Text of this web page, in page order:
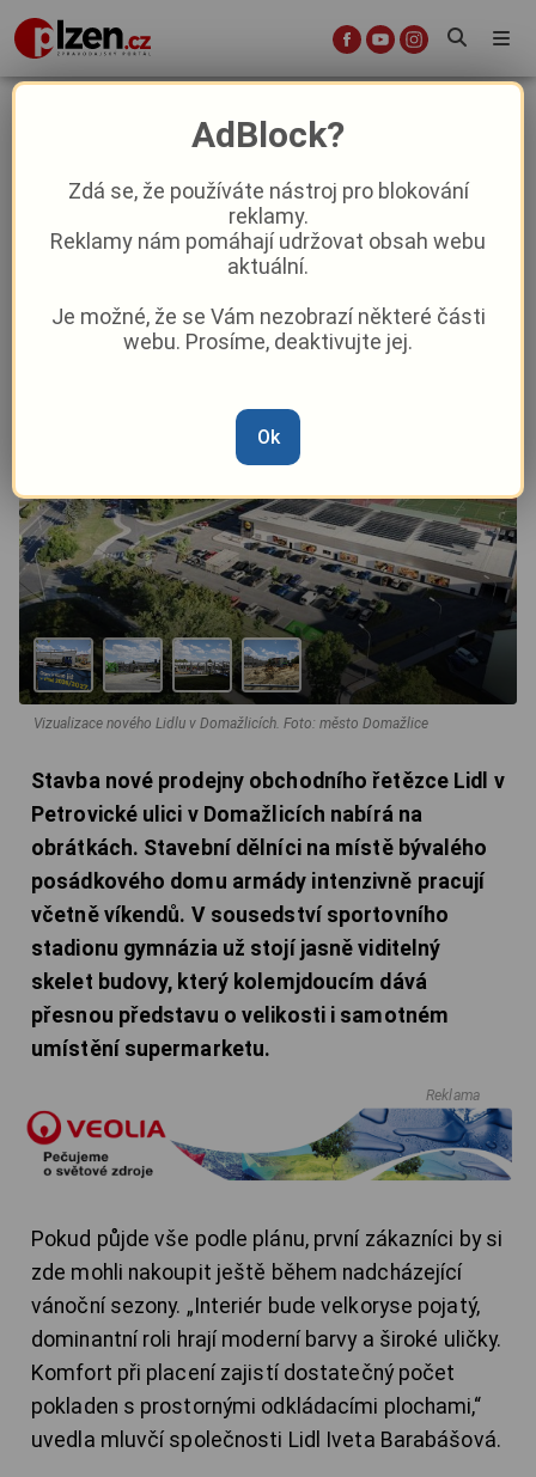
Nový Lidl v Domažlicích roste před
očima. Otevřít by mohl už před
letošními Vánoci
Aktuality Aktuálně Z kraje
Anna Raková –17. 6. 07:25
Vizualizace nového Lidlu v Domažlicích. Foto: město Domažlice
Stavba nové prodejny obchodního řetězce Lidl v
Petrovické ulici v Domažlicích nabírá na
obrátkách. Stavební dělníci na místě bývalého
posádkového domu armády intenzivně pracují
včetně víkendů. V sousedství sportovního
stadionu gymnázia už stojí jasně viditelný
skelet budovy, který kolemjdoucím dává
přesnou představu o velikosti i samotném
umístění supermarketu.
Reklama
Pokud půjde vše podle plánu, první zákazníci by si
zde mohli nakoupit ještě během nadcházející
vánoční sezony. „Interiér bude velkoryse pojatý,
dominantní roli hrají moderní barvy a široké uličky.
Komfort při placení zajistí dostatečný počet
pokladen s prostornými odkládacími plochami,“
uvedla mluvčí společnosti Lidl Iveta Barabášová.
AdBlock?
Zdá se, že používáte nástroj pro blokování
reklamy.
Reklamy nám pomáhají udržovat obsah webu
aktuální.
Je možné, že se Vám nezobrazí některé části
webu. Prosíme, deaktivujte jej.
Ok